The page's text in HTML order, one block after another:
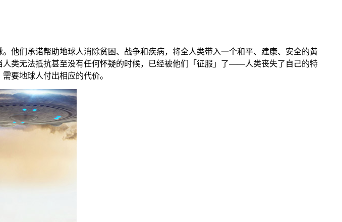
他们承诺帮助地球人消除贫困、战争和疾病，将全人类带入一个和平、建康、安全的黄
类无法抵抗甚至没有任何怀疑的时候，已经被他们「征服」了——人类丧失了自己的特
要地球人付出相应的代价。